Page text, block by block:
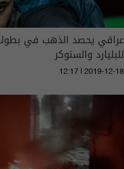
عراقي يحصد الذهب في
للبليارد والسنوكر
12:17 | 2019-12-18